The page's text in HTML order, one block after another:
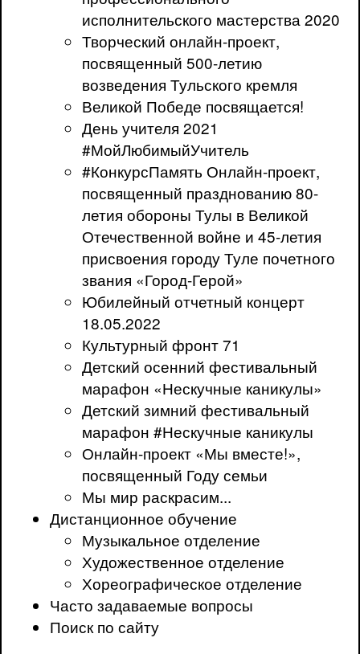
исполнительского мастерства 2020
Творческий онлайн-проект,
посвященный 500-летию
возведения Тульского кремля
Великой Победе посвящается!
День учителя 2021
#МойЛюбимыйУчитель
#КонкурсПамять Онлайн-проект,
посвященный празднованию 80-
летия обороны Тулы в Великой
Отечественной войне и 45-летия
присвоения городу Туле почетного
звания «Город-Герой»
Юбилейный отчетный концерт
18.05.2022
Культурный фронт 71
Детский осенний фестивальный
марафон «Нескучные каникулы»
Детский зимний фестивальный
марафон #Нескучные каникулы
Онлайн-проект «Мы вместе!»,
посвященный Году семьи
Мы мир раскрасим...
Дистанционное обучение
Музыкальное отделение
Художественное отделение
Хореографическое отделение
Часто задаваемые вопросы
Поиск по сайту